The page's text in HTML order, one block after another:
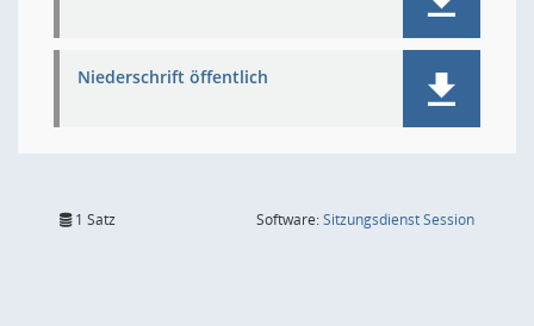
Niederschrift öffentlich
1 Satz Software:SitzungsdienstSession(Wird in